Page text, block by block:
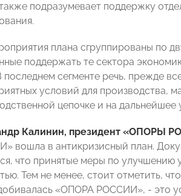
подразумевает поддержку
плана сгруппированы по
поддержать те сектора
сегменте речь, прежде
условий для производства,
цепочке и на
Калинин, президент «ОПОРЫ
вошла в антикризисный план.
что принятые меры по улучшению
Тем не менее, стоит отметить,
«ОПОРА РОССИИ», - это